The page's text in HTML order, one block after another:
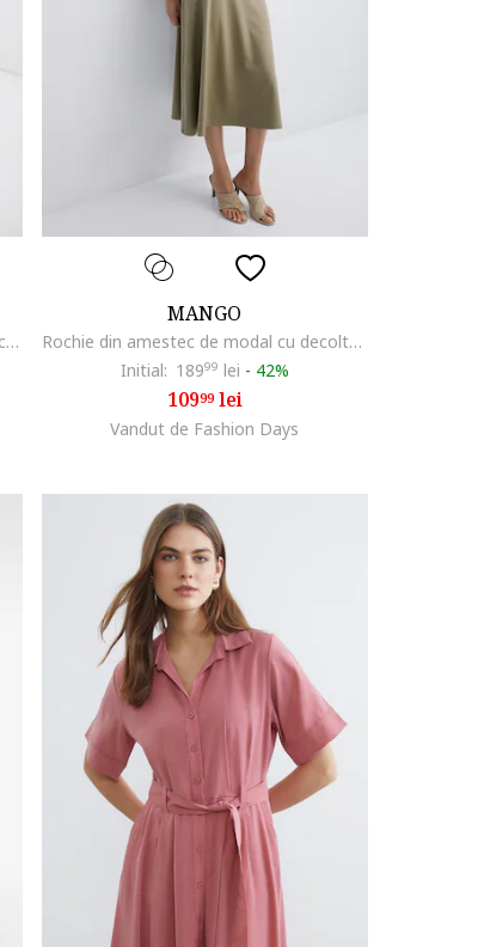
Rochie dreapta din amestec de modal cu drapaje, Negru
MANGO
Rochie din amestec de modal cu decolteu drapat, Bej deschis
Initial: 18999 lei - 42%
10999lei
Vandut de Fashion Days